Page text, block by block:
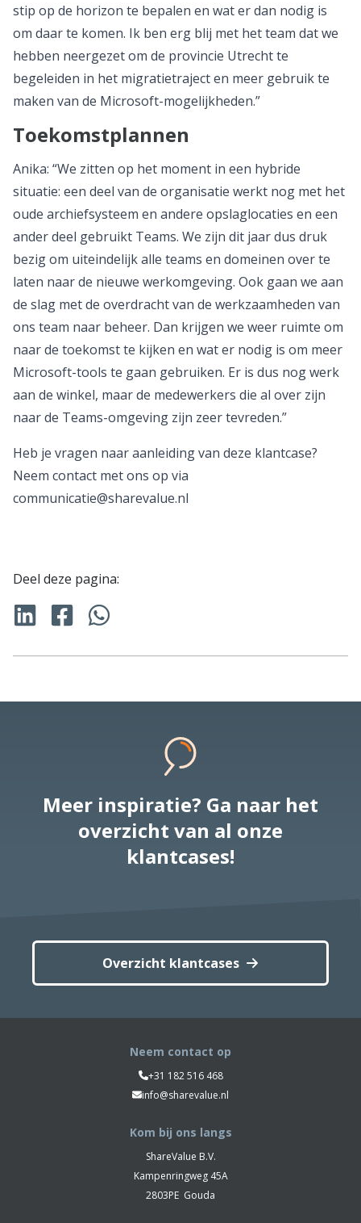
stip op de horizon te bepalen en wat er dan nodig is
om daar te komen. Ik ben erg blij met het team dat we
hebben neergezet om de provincie Utrecht te
begeleiden in het migratietraject en meer gebruik te
maken van de Microsoft-mogelijkheden.”
Toekomstplannen
Anika: “We zitten op het moment in een hybride
situatie: een deel van de organisatie werkt nog met het
oude archiefsysteem en andere opslaglocaties en een
ander deel gebruikt Teams. We zijn dit jaar dus druk
bezig om uiteindelijk alle teams en domeinen over te
laten naar de nieuwe werkomgeving. Ook gaan we aan
de slag met de overdracht van de werkzaamheden van
ons team naar beheer. Dan krijgen we weer ruimte om
naar de toekomst te kijken en wat er nodig is om meer
Microsoft-tools te gaan gebruiken. Er is dus nog werk
aan de winkel, maar de medewerkers die al over zijn
naar de Teams-omgeving zijn zeer tevreden.”
Heb je vragen naar aanleiding van deze klantcase?
Neem contact met ons op via
communicatie@sharevalue.nl
Deel deze pagina:
Meer inspiratie? Ga naar het
overzicht van al onze
klantcases!
Overzicht klantcases
Neem contact op
+31 182 516 468
info@sharevalue.nl
Kom bij ons langs
ShareValue B.V.
Kampenringweg 45A
2803PE Gouda